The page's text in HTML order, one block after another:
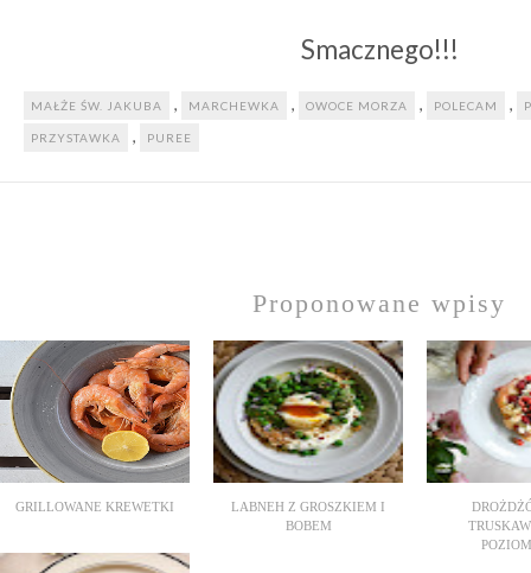
Smacznego!!!
MAŁŻE ŚW. JAKUBA , MARCHEWKA , OWOCE MORZA , POLECAM ,
PRZYSTAWKA , PUREE
Proponowane wpisy
GRILLOWANE KREWETKI
LABNEH Z GROSZKIEM I
BOBEM